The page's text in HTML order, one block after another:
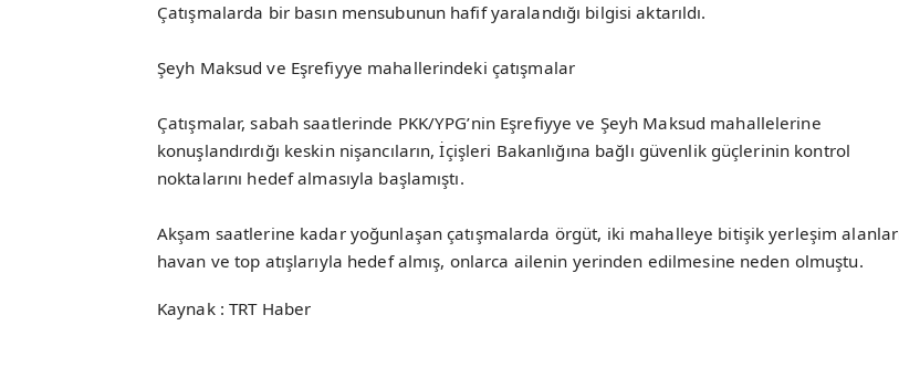
Çatışmalarda bir basın mensubunun hafif yaralandığı bilgisi aktarıldı.
Şeyh Maksud ve Eşrefiyye mahallerindeki çatışmalar
Çatışmalar, sabah saatlerinde PKK/YPG’nin Eşrefiyye ve Şeyh Maksud mahallelerine
konuşlandırdığı keskin nişancıların, İçişleri Bakanlığına bağlı güvenlik güçlerinin kontrol
noktalarını hedef almasıyla başlamıştı.
Akşam saatlerine kadar yoğunlaşan çatışmalarda örgüt, iki mahalleye bitişik yerleşim
havan ve top atışlarıyla hedef almış, onlarca ailenin yerinden edilmesine neden olmuştu.
Kaynak : TRT Haber